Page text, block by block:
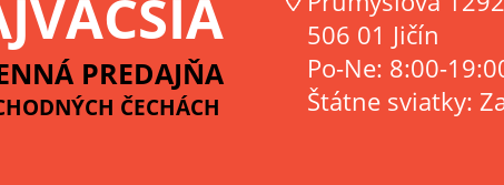
PREDAJŇA
ČECHÁCH
506 01 Jičín
Po-Ne: 8:00-
Štátne sviatky: